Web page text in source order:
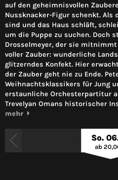
auf den geheimnisvollen
Nussknacker-Figur schenkt. Als
sind und das Haus schläft,
um die Puppe zu suchen. Doch
Drosselmeyer, der sie
voller Zauber: wunderliche
glitzerndes Konfekt. Hier
der Zauber geht nie zu Ende.
Weihnachtsklassikers für Jung
erstaunliche Orchesterpartitur
Trevelyan Omans historischer
mehr
So.
ab